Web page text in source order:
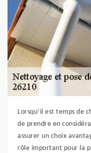
Lorsqu’il est temps de
de prendre en
assurer un choix
rôle important pour la